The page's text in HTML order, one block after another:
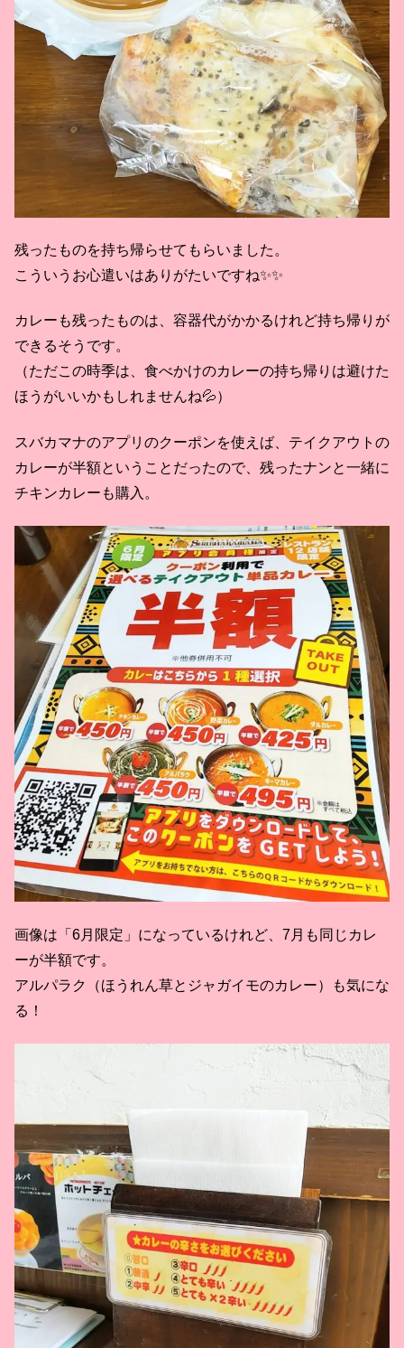
残ったものを持ち帰らせてもらいました。
こういうお心遣いはありがたいですね✨✨
カレーも残ったものは、容器代がかかるけれど持ち帰りが
できるそうです。
（ただこの時季は、食べかけのカレーの持ち帰りは避けた
ほうがいいかもしれませんね💦）
スバカマナのアプリのクーポンを使えば、テイクアウトの
カレーが半額ということだったので、残ったナンと一緒に
チキンカレーも購入。
画像は「6月限定」になっているけれど、7月も同じカレ
ーが半額です。
アルパラク（ほうれん草とジャガイモのカレー）も気にな
る！